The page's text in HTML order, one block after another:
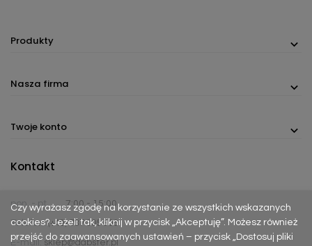
Produkty
Nasza firma
Twoje konto
Czy wyrażasz zgodę na korzystanie ze wszystkich wskazanych
cookies? Jeżeli tak, kliknij w przycisk „Akceptuję”. Możesz również
przejść do zaawansowanych ustawień – przycisk „Dostosuj pliki
Kontakt
pon. - pt.
7:00 - 15:00
Telefon:(+48) 737 305 306
E-mail: sklep@dabster.pl